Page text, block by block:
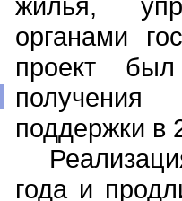
жилья,
органами
проект
получения
поддержки в
года и